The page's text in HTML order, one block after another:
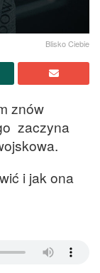
Blisko Ciebie
znów
zaczyna
i jak ona